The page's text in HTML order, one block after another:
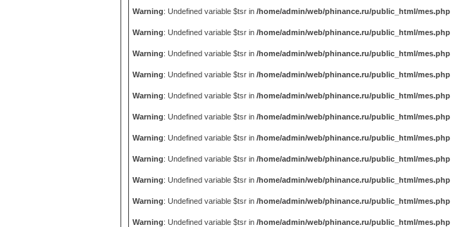
Warning: Undefined variable $tsr in /home/admin/web/phinance.ru/public_html/mes.php
Warning: Undefined variable $tsr in /home/admin/web/phinance.ru/public_html/mes.php
Warning: Undefined variable $tsr in /home/admin/web/phinance.ru/public_html/mes.php
Warning: Undefined variable $tsr in /home/admin/web/phinance.ru/public_html/mes.php
Warning: Undefined variable $tsr in /home/admin/web/phinance.ru/public_html/mes.php
Warning: Undefined variable $tsr in /home/admin/web/phinance.ru/public_html/mes.php
Warning: Undefined variable $tsr in /home/admin/web/phinance.ru/public_html/mes.php
Warning: Undefined variable $tsr in /home/admin/web/phinance.ru/public_html/mes.php
Warning: Undefined variable $tsr in /home/admin/web/phinance.ru/public_html/mes.php
Warning: Undefined variable $tsr in /home/admin/web/phinance.ru/public_html/mes.php
Warning: Undefined variable $tsr in /home/admin/web/phinance.ru/public_html/mes.php